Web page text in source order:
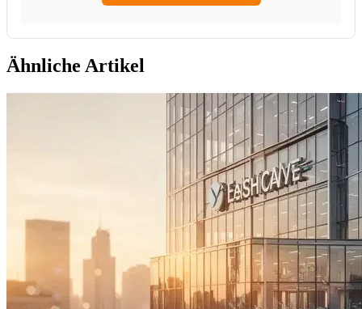
Ähnliche Artikel